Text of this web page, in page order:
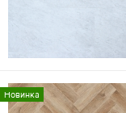
Новинка